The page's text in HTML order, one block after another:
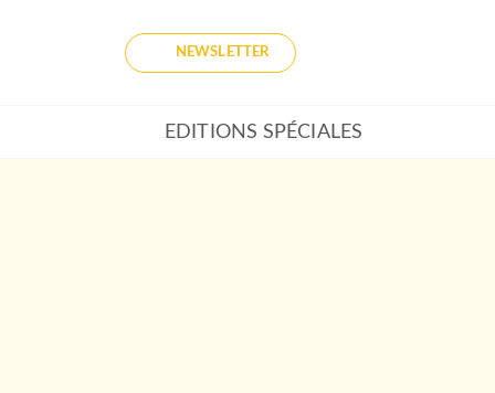
NEWSLETTER
EDITIONS SPÉCIALES